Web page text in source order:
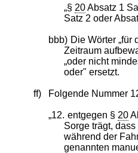
„§ 20Absatz 1
Satz 2 oder
bbb) Die Wörter „für
Zeitraum
„oder nicht
oder" ersetzt.
ff) Folgende Nummer
„12. entgegen § 20
Sorge trägt,
während der
genannten